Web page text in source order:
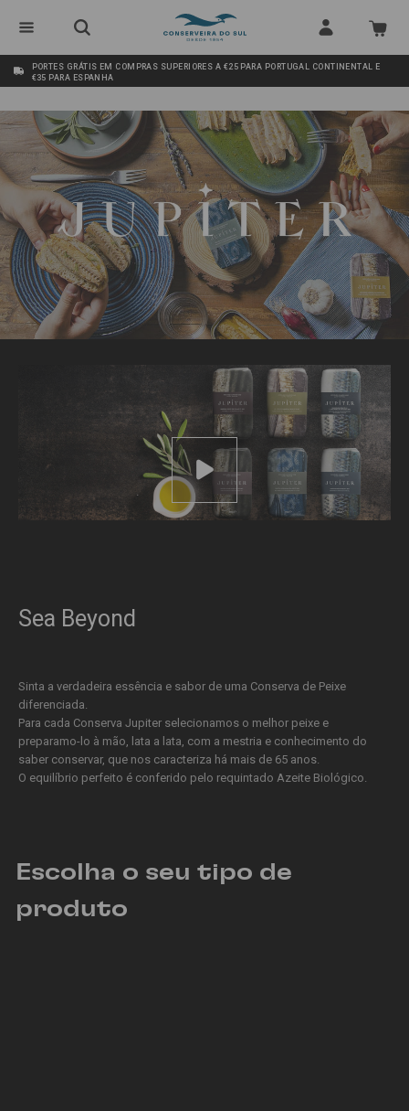
PORTES GRÁTIS EM COMPRAS SUPERIORES A €25 PARA PORTUGAL CONTINENTAL E
€35 PARA ESPANHA
Sea Beyond
Sinta a verdadeira essência e sabor de uma Conserva de Peixe
diferenciada.
Para cada Conserva Jupiter selecionamos o melhor peixe e
preparamo-lo à mão, lata a lata, com a mestria e conhecimento do
saber conservar, que nos caracteriza há mais de 65 anos.
O equilíbrio perfeito é conferido pelo requintado Azeite Biológico.
Escolha o seu tipo de
produto